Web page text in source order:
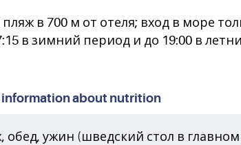
в 700 м от отеля; вход в море
в зимний период и до 19:00 в
about nutrition
обед, ужин (шведский стол в